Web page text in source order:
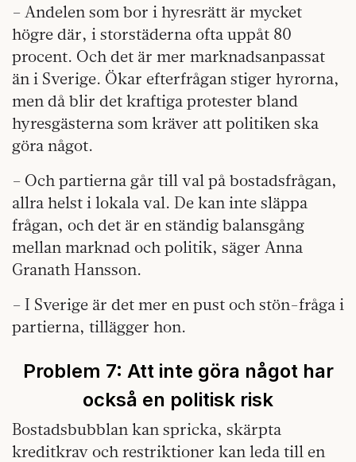
– Andelen som bor i hyresrätt är mycket
högre där, i storstäderna ofta uppåt 80
procent. Och det är mer marknadsanpassat
än i Sverige. Ökar efterfrågan stiger hyrorna,
men då blir det kraftiga protester bland
hyresgästerna som kräver att politiken ska
göra något.
– Och partierna går till val på bostadsfrågan,
allra helst i lokala val. De kan inte släppa
frågan, och det är en ständig balansgång
mellan marknad och politik, säger Anna
Granath Hansson.
– I Sverige är det mer en pust och stön-fråga i
partierna, tillägger hon.
Problem 7: Att inte göra något har
också en politisk risk
Bostadsbubblan kan spricka, skärpta
kreditkrav och restriktioner kan leda till en